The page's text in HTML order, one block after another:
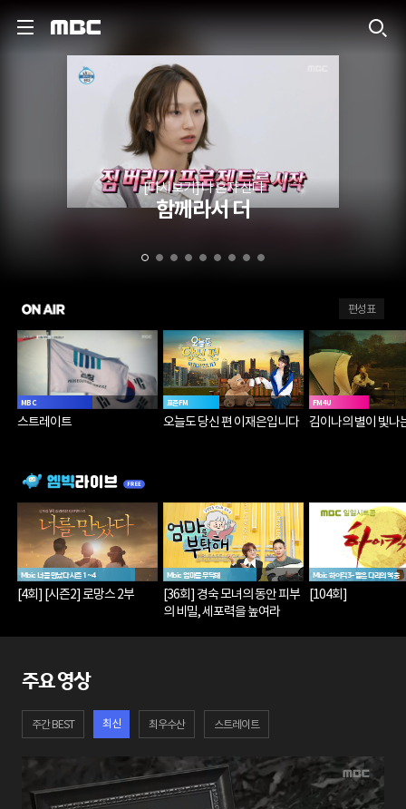
[다시보기] 나 혼자 산다
함께라서 더
편성표
MBC
스트레이트
표준FM
오늘도 당신 편 이재은입니다
FM4U
김이나의 별이 빛나
Mbic 너를 만났다 시즌 1~4
[4회] [시즌2] 로망스 2부
Mbic 엄마를 부탁해
[36회] 경숙 모녀의 동안 피부
의 비밀, 세포력을 높여라
Mbic 하이킥3-짧은 다리의 역습
[104회]
주요 영상
주간 BEST 최신 최우수산 스트레이트